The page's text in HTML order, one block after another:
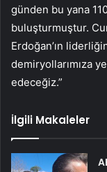
günden bu yana
buluşturmuştur.
Erdoğan’ın
demiryollarımıza
edeceğiz.”
İlgili Makaleler